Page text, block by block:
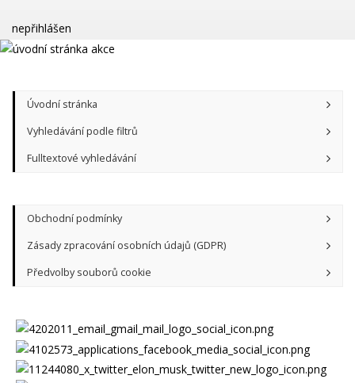
nepřihlášen
Úvodní stránka
Vyhledávání podle filtrů
Fulltextové vyhledávání
Obchodní podmínky
Zásady zpracování osobních údajů (GDPR)
Předvolby souborů cookie